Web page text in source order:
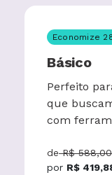
Economize
Básico
Perfeito
que
com
de R$ 588,00
por R$